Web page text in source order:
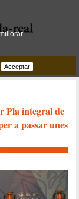
Pla integral de
a passar unes
Acceptar